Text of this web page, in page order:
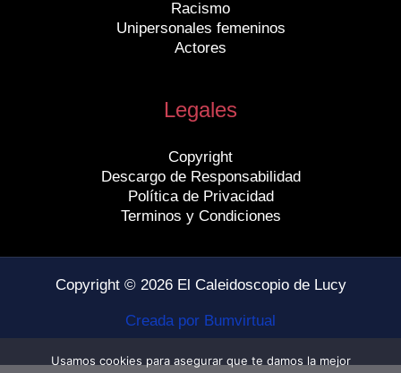
Racismo
Unipersonales femeninos
Actores
Legales
Copyright
Descargo de Responsabilidad
Política de Privacidad
Terminos y Condiciones
Copyright © 2026 El Caleidoscopio de Lucy
Creada por Bumvirtual
Usamos cookies para asegurar que te damos la mejor